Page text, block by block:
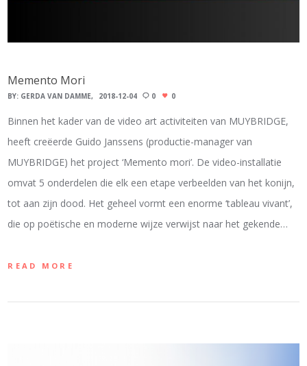
Memento Mori
BY: GERDA VAN DAMME 2018-12-04 0 0
Binnen het kader van de video art activiteiten van MUYBRIDGE,
heeft creëerde Guido Janssens (productie-manager van
MUYBRIDGE) het project ‘Memento mori’. De video-installatie
omvat 5 onderdelen die elk een etape verbeelden van het konijn,
tot aan zijn dood. Het geheel vormt een enorme ‘tableau vivant’,
die op poëtische en moderne wijze verwijst naar het gekende…
READ MORE